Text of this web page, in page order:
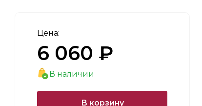
Цена:
6 060 ₽
В наличии
В корзину